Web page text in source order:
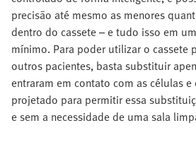
precisão até mesmo as menores
dentro do cassete – e tudo isso em
mínimo. Para poder utilizar o cassete
outros pacientes, basta substituir
entraram em contato com as células
projetado para permitir essa
e sem a necessidade de uma sala